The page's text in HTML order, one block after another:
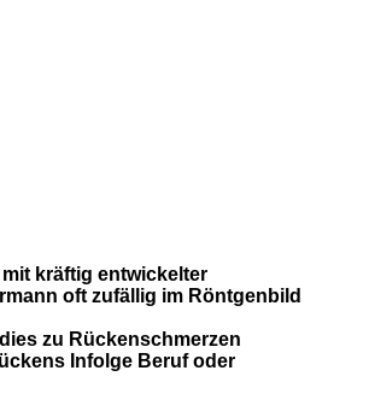
kräftig entwickelter
oft zufällig im Röntgenbild
zu Rückenschmerzen
Infolge Beruf oder